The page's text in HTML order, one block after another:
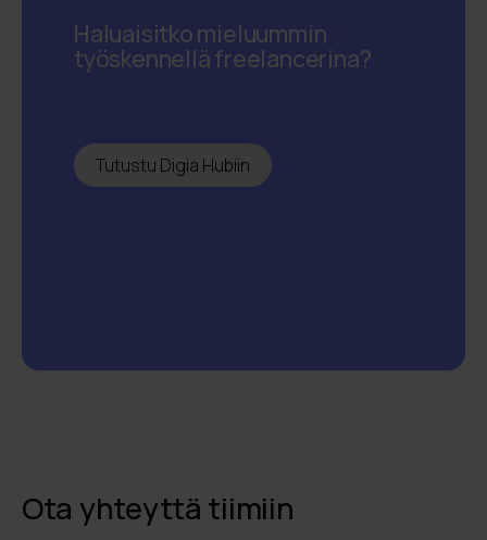
Haluaisitko mieluummin
työskennellä freelancerina?
Tutustu Digia Hubiin
Ota yhteyttä tiimiin